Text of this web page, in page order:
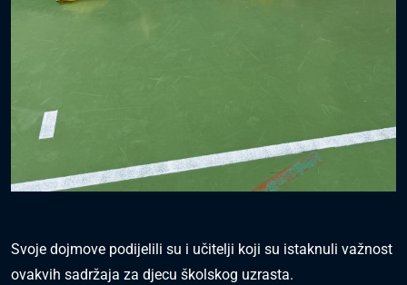
Svoje dojmove podijelili su i učitelji koji su istaknuli važnost
ovakvih sadržaja za djecu školskog uzrasta.